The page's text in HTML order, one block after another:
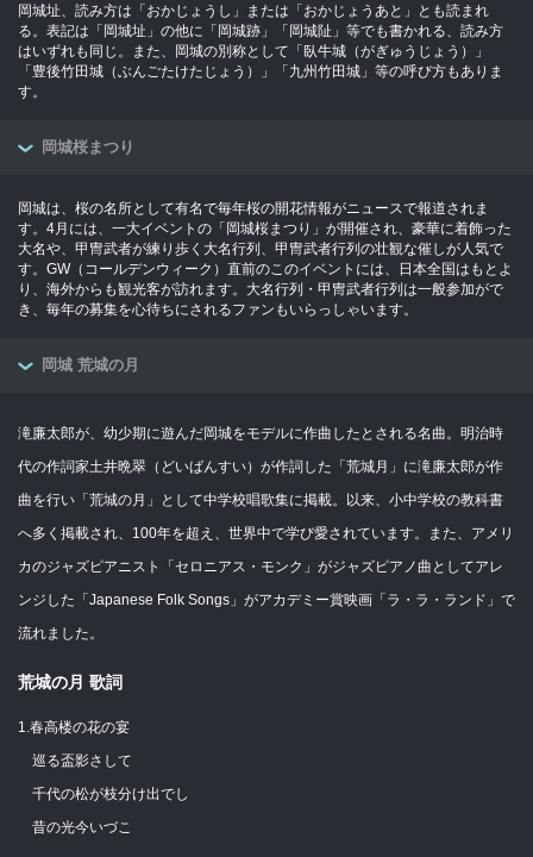
岡城址、読み方は「おかじょうし」または「おかじょうあと」とも読まれ
る。表記は「岡城址」の他に「岡城跡」「岡城阯」等でも書かれる、読み方
はいずれも同じ。また、岡城の別称として「臥牛城（がぎゅうじょう）」
「豊後竹田城（ぶんごたけたじょう）」「九州竹田城」等の呼び方もありま
す。
岡城桜まつり
岡城は、桜の名所として有名で毎年桜の開花情報がニュースで報道されま
す。4月には、一大イベントの「岡城桜まつり」が開催され、豪華に着飾った
大名や、甲冑武者が練り歩く大名行列、甲冑武者行列の壮観な催しが人気で
す。GW（コールデンウィーク）直前のこのイベントには、日本全国はもとよ
り、海外からも観光客が訪れます。大名行列・甲冑武者行列は一般参加がで
き、毎年の募集を心待ちにされるファンもいらっしゃいます。
岡城 荒城の月
滝廉太郎が、幼少期に遊んだ岡城をモデルに作曲したとされる名曲。明治時
代の作詞家土井晩翠（どいばんすい）が作詞した「荒城月」に滝廉太郎が作
曲を行い「荒城の月」として中学校唱歌集に掲載。以来、小中学校の教科書
へ多く掲載され、100年を超え、世界中で学び愛されています。また、アメリ
カのジャズピアニスト「セロニアス・モンク」がジャズピアノ曲としてアレ
ンジした「Japanese Folk Songs」がアカデミー賞映画「ラ・ラ・ランド」で
流れました。
荒城の月 歌詞
1.春高楼の花の宴
巡る盃影さして
千代の松が枝分け出でし
昔の光今いづこ